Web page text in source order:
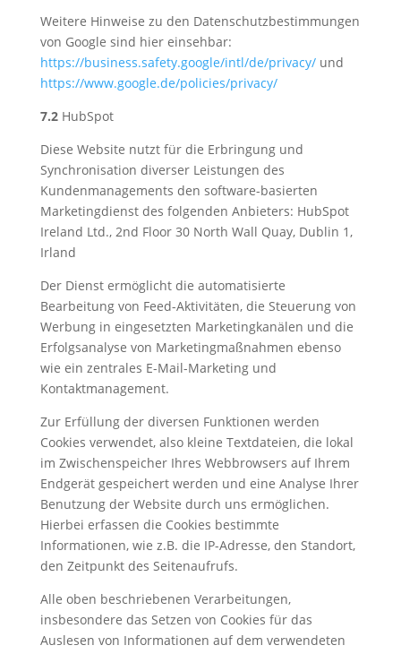
Weitere Hinweise zu den Datenschutzbestimmungen
von Google sind hier einsehbar:
https://business.safety.google/intl/de/privacy/und
https://www.google.de/policies/privacy/
7.2HubSpot
Diese Website nutzt für die Erbringung und
Synchronisation diverser Leistungen des
Kundenmanagements den software-basierten
Marketingdienst des folgenden Anbieters: HubSpot
Ireland Ltd., 2nd Floor 30 North Wall Quay, Dublin 1,
Irland
Der Dienst ermöglicht die automatisierte
Bearbeitung von Feed-Aktivitäten, die Steuerung von
Werbung in eingesetzten Marketingkanälen und die
Erfolgsanalyse von Marketingmaßnahmen ebenso
wie ein zentrales E-Mail-Marketing und
Kontaktmanagement.
Zur Erfüllung der diversen Funktionen werden
Cookies verwendet, also kleine Textdateien, die lokal
im Zwischenspeicher Ihres Webbrowsers auf Ihrem
Endgerät gespeichert werden und eine Analyse Ihrer
Benutzung der Website durch uns ermöglichen.
Hierbei erfassen die Cookies bestimmte
Informationen, wie z.B. die IP-Adresse, den Standort,
den Zeitpunkt des Seitenaufrufs.
Alle oben beschriebenen Verarbeitungen,
insbesondere das Setzen von Cookies für das
Auslesen von Informationen auf dem verwendeten